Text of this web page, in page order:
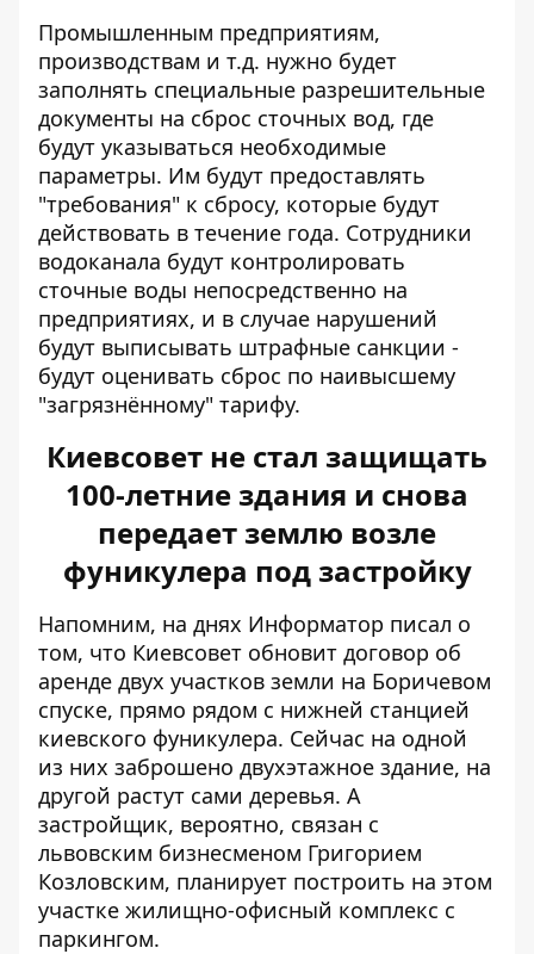
Промышленным предприятиям,
производствам и т.д. нужно будет
заполнять специальные разрешительные
документы на сброс сточных вод, где
будут указываться необходимые
параметры. Им будут предоставлять
"требования" к сбросу, которые будут
действовать в течение года. Сотрудники
водоканала будут контролировать
сточные воды непосредственно на
предприятиях, и в случае нарушений
будут выписывать штрафные санкции -
будут оценивать сброс по наивысшему
"загрязнённому" тарифу.
Киевсовет не стал защищать
100-летние здания и снова
передает землю возле
фуникулера под застройку
Напомним, на днях Информатор писал о
том, что Киевсовет обновит договор об
аренде двух участков земли на Боричевом
спуске, прямо рядом с нижней станцией
киевского фуникулера. Сейчас на одной
из них заброшено двухэтажное здание, на
другой растут сами деревья. А
застройщик, вероятно, связан с
львовским бизнесменом Григорием
Козловским, планирует построить на этом
участке жилищно-офисный комплекс с
паркингом.